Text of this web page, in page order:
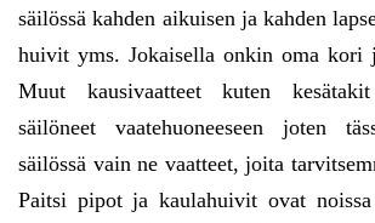
säilössä kahden aikuisen ja kahden
huivit yms. Jokaisella onkin oma kori
Muut kausivaatteet kuten
säilöneet vaatehuoneeseen joten
säilössä vain ne vaatteet, joita
Paitsi pipot ja kaulahuivit ovat